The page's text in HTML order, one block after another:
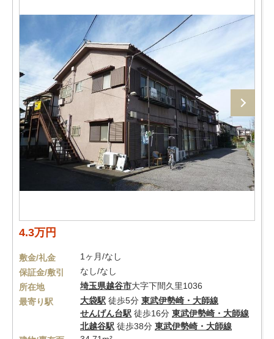
4.3万円
敷金/礼金
1ヶ月/なし
保証金/敷引
なし/なし
所在地
埼玉県越谷市大字下間久里1036
最寄り駅
大袋駅 徒歩5分 東武伊勢崎・大師線
せんげん台駅 徒歩16分 東武伊勢崎・大師線
北越谷駅 徒歩38分 東武伊勢崎・大師線